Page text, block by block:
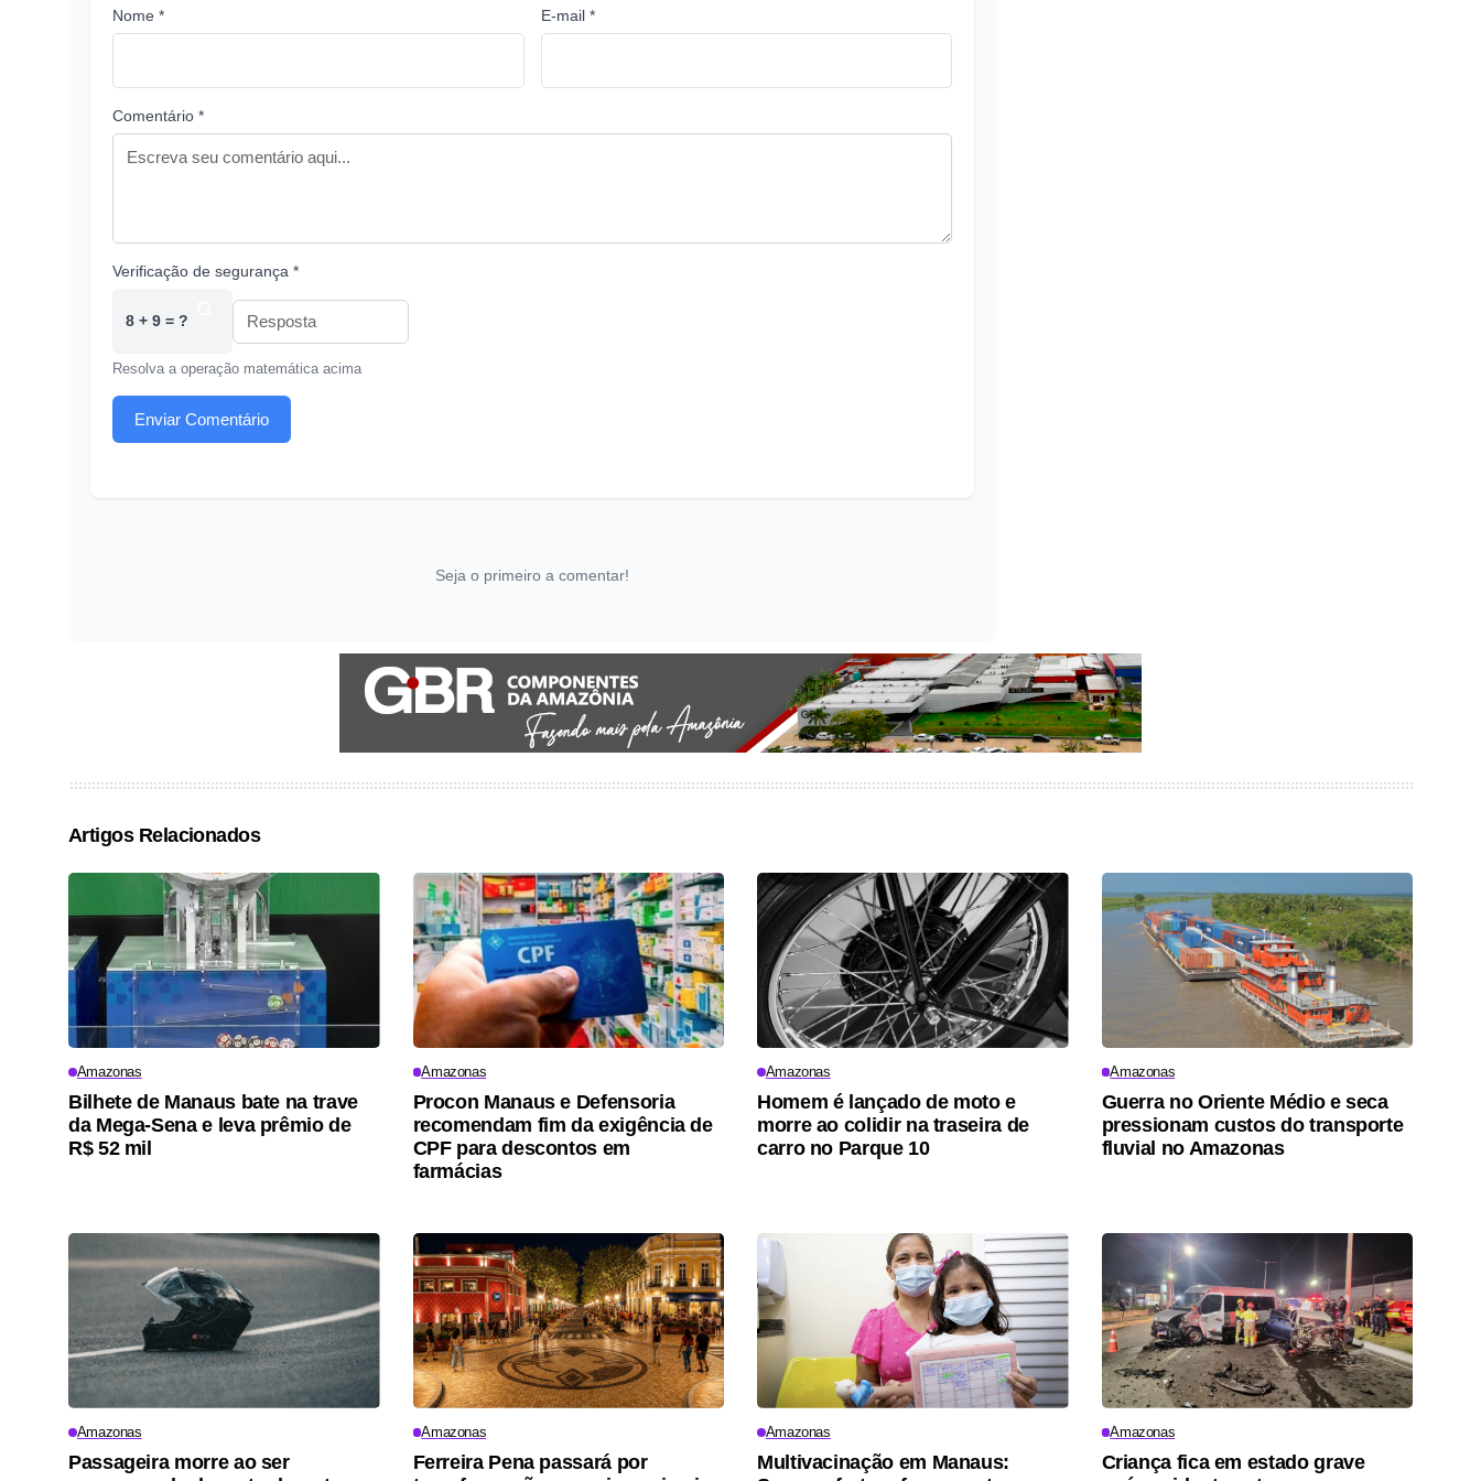
Nome * E-mail *
Comentário *
Verificação de segurança *
8 + 9 = ?
Resolva a operação matemática acima
Enviar Comentário
Seja o primeiro a comentar!
Artigos Relacionados
Amazonas
Bilhete de Manaus bate na trave
da Mega-Sena e leva prêmio de
R$ 52 mil
Amazonas
Procon Manaus e Defensoria
recomendam fim da exigência de
CPF para descontos em
farmácias
Amazonas
Homem é lançado de moto e
morre ao colidir na traseira de
carro no Parque 10
Amazonas
Guerra no Oriente Médio e seca
pressionam custos do transporte
fluvial no Amazonas
Amazonas
Passageira morre ao ser
Amazonas
Ferreira Pena passará por
Amazonas
Multivacinação em Manaus:
Amazonas
Criança fica em estado grave